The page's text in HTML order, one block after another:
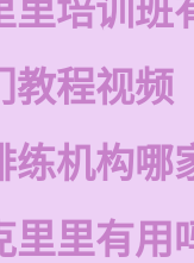
里培训班
教程视频
练机构哪
里里有用